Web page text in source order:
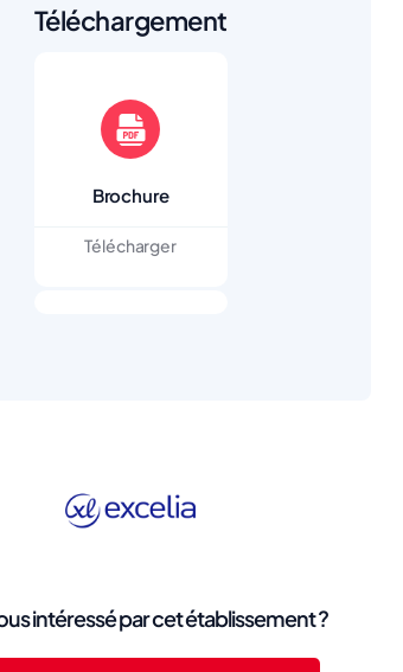
Téléchargement
Brochure
Télécharger
intéressé par cet établissement ?